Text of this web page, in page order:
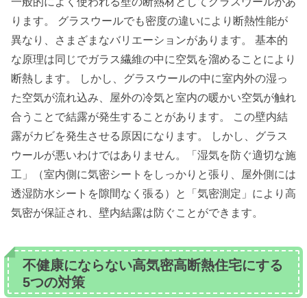
ります。 グラスウールでも密度の違いにより断熱性能が
異なり、さまざまなバリエーションがあります。 基本的
な原理は同じでガラス繊維の中に空気を溜めることにより
断熱します。 しかし、グラスウールの中に室内外の湿っ
た空気が流れ込み、屋外の冷気と室内の暖かい空気が触れ
合うことで結露が発生することがあります。 この壁内結
露がカビを発生させる原因になります。 しかし、グラス
ウールが悪いわけではありません。「湿気を防ぐ適切な施
工」（室内側に気密シートをしっかりと張り、屋外側には
透湿防水シートを隙間なく張る）と「気密測定」により高
気密が保証され、壁内結露は防ぐことができます。
不健康にならない高気密高断熱住宅にする
5つの対策